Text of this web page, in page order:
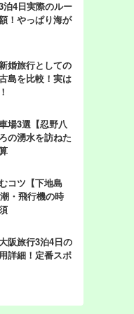
泊4日実際のルー
！やっぱり海が
婚旅行としての
島を比較！実は
場3選【忍野八
の湧水を訪ねた
コツ【下地島
・飛行機の時
阪旅行3泊4日の
詳細！定番スポ